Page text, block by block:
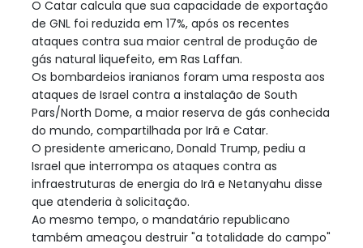
O Catar calcula que sua capacidade de exportação
de GNL foi reduzida em 17%, após os recentes
ataques contra sua maior central de produção de
gás natural liquefeito, em Ras Laffan.
Os bombardeios iranianos foram uma resposta aos
ataques de Israel contra a instalação de South
Pars/North Dome, a maior reserva de gás conhecida
do mundo, compartilhada por Irã e Catar.
O presidente americano, Donald Trump, pediu a
Israel que interrompa os ataques contra as
infraestruturas de energia do Irã e Netanyahu disse
que atenderia à solicitação.
Ao mesmo tempo, o mandatário republicano
também ameaçou destruir "a totalidade do campo"